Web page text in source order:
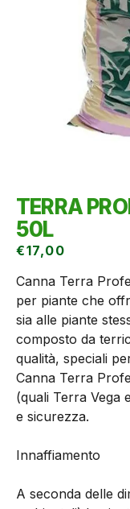
TERRA
50L
€17,00
Canna Terra
per piante che
sia alle piante
composto da
qualità, speciali
Canna Terra
(quali Terra Vega
e sicurezza.
Innaffiamento
A seconda delle